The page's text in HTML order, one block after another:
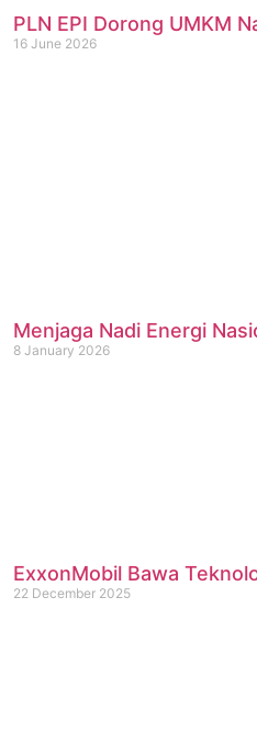
PLN EPI Dorong UMKM
16 June 2026
Menjaga Nadi Energi
8 January 2026
ExxonMobil Bawa
22 December 2025